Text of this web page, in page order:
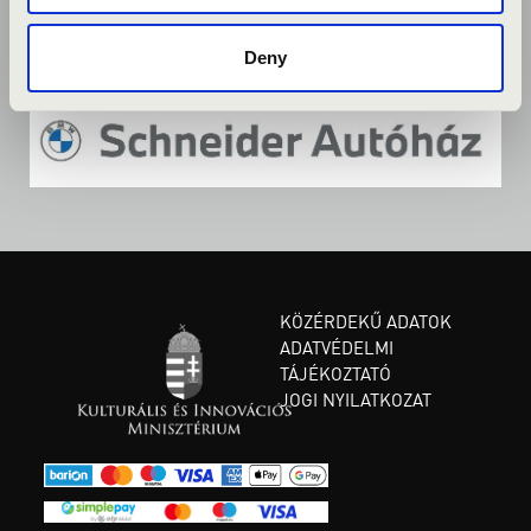
Deny
KÖZÉRDEKŰ ADATOK
ADATVÉDELMI
TÁJÉKOZTATÓ
JOGI NYILATKOZAT